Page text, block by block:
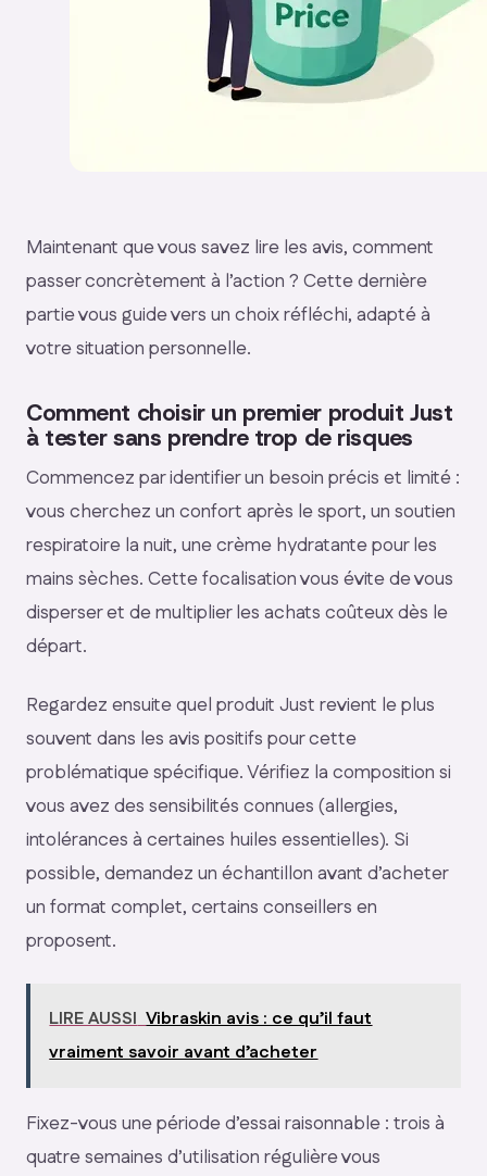
Maintenant que vous savez lire les avis, comment
passer concrètement à l’action ? Cette dernière
partie vous guide vers un choix réfléchi, adapté à
votre situation personnelle.
Comment choisir un premier produit Just
à tester sans prendre trop de risques
Commencez par identifier un besoin précis et limité :
vous cherchez un confort après le sport, un soutien
respiratoire la nuit, une crème hydratante pour les
mains sèches. Cette focalisation vous évite de vous
disperser et de multiplier les achats coûteux dès le
départ.
Regardez ensuite quel produit Just revient le plus
souvent dans les avis positifs pour cette
problématique spécifique. Vérifiez la composition si
vous avez des sensibilités connues (allergies,
intolérances à certaines huiles essentielles). Si
possible, demandez un échantillon avant d’acheter
un format complet, certains conseillers en
proposent.
LIRE AUSSI Vibraskin avis : ce qu’il faut
vraiment savoir avant d’acheter
Fixez-vous une période d’essai raisonnable : trois à
quatre semaines d’utilisation régulière vous